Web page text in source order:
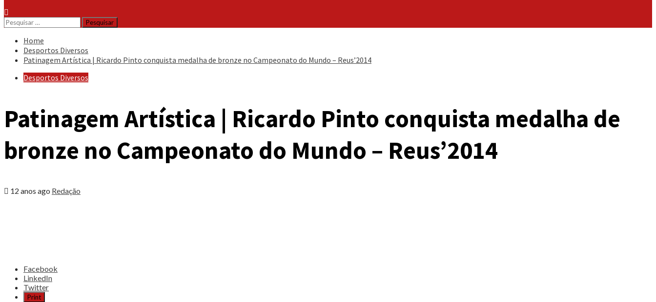
Pesquisar
por:
Home
Desportos Diversos
Patinagem Artística | Ricardo Pinto conquista medalha de bronze no Campeonato do Mundo – Reus’2014
Desportos Diversos
Patinagem Artística | Ricardo Pinto conquista medalha de
bronze no Campeonato do Mundo – Reus’2014
12 anos ago Redação
Ricardo
Pinto
conquista
medalha
Facebook
LinkedIn
Twitter
Print